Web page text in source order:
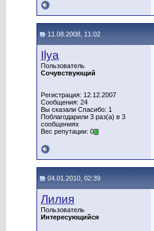
11.08.2008, 11:02
Ilya
Пользователь
Сочувствующий
Регистрация: 12.12.2007
Сообщения: 24
Вы сказали Спасибо: 1
Поблагодарили 3 раз(а) в 3
сообщениях
Вес репутации: 0
04.01.2010, 02:39
Лилия
Пользователь
Интересующийся